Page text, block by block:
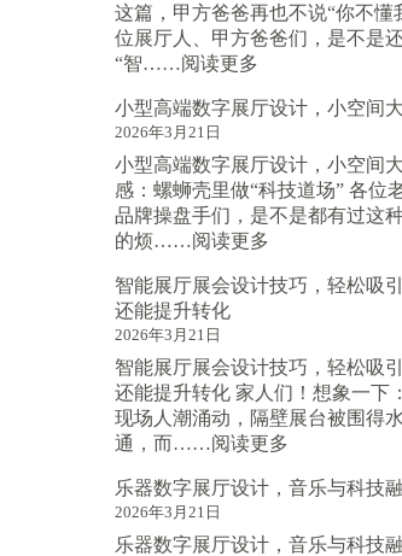
展
厅
设
工
室，
就
近
选
更
这篇，甲方爸爸再也不说“你不懂
位展厅人、甲方爸爸们，是不是
“智……阅读更多
慧
厅
设
计
方
完
干
货
小型高端数字展厅设计，小空间
2026年3月21日
小型高端数字展厅设计，小空间
感：螺蛳壳里做“科技道场” 各位
品牌操盘手们，是不是都有过这
的烦……阅读更多
型
数
字
展
厅
计，
空
智能展厅展会设计技巧，轻松吸
还能提升转化
2026年3月21日
智能展厅展会设计技巧，轻松吸
还能提升转化 家人们！想象一下
现场人潮涌动，隔壁展台被围得
通，而……阅读更多
能
厅
乐器数字展厅设计，音乐与科技
2026年3月21日
乐器数字展厅设计，音乐与科技融